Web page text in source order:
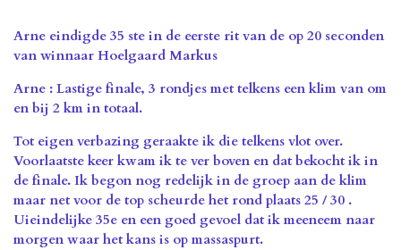
Arne eindigde 35 ste in de eerste rit van de op 20 seconden
van winnaar Hoelgaard Markus
Arne : Lastige finale, 3 rondjes met telkens een klim van om
en bij 2 km in totaal.
Tot eigen verbazing geraakte ik die telkens vlot over.
Voorlaatste keer kwam ik te ver boven en dat bekocht ik in
de finale. Ik begon nog redelijk in de groep aan de klim
maar net voor de top scheurde het rond plaats 25 / 30 .
Uieindelijke 35e en een goed gevoel dat ik meeneem naar
morgen waar het kans is op massaspurt.